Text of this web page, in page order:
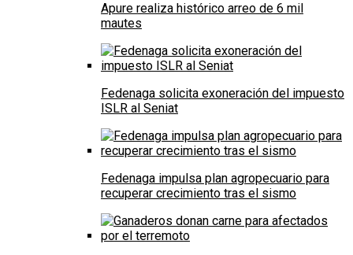
Apure realiza histórico arreo de 6 mil
mautes
Fedenaga solicita exoneración del impuesto
ISLR al Seniat
Fedenaga impulsa plan agropecuario para
recuperar crecimiento tras el sismo